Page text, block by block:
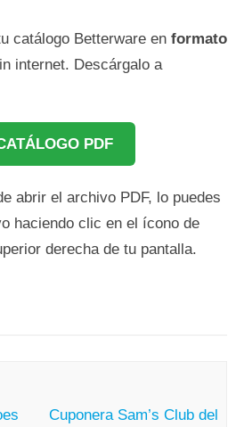
catálogo Betterware en formato
internet. Descárgalo a
PDF
abrir el archivo PDF, lo puedes
haciendo clic en el ícono de
derecha de tu pantalla.
Cuponera Sam’s Club del